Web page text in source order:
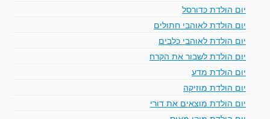
יום הולדת כדורסל
יום הולדת לאוהבי חתולים
יום הולדת לאוהבי כלבים
יום הולדת לשבור את הקרח
יום הולדת מדע
יום הולדת מוזיקה
יום הולדת מוצאים את דורי